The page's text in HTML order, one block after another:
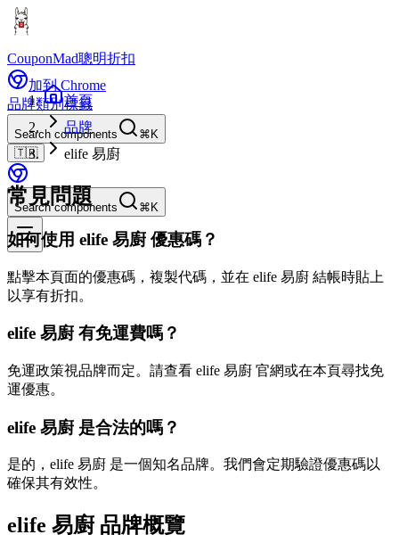
CouponMad聰明折扣
加到 Chrome
品牌類別標籤
Search components
⌘K
🇹🇼
Search components ⌘K
首頁
品牌
elife 易廚
常見問題
如何使用 elife 易廚 優惠碼？
點擊本頁面的優惠碼，複製代碼，並在 elife 易廚 結帳時貼上
以享有折扣。
elife 易廚 有免運費嗎？
免運政策視品牌而定。請查看 elife 易廚 官網或在本頁尋找免
運優惠。
elife 易廚 是合法的嗎？
是的，elife 易廚 是一個知名品牌。我們會定期驗證優惠碼以
確保其有效性。
elife 易廚 品牌概覽